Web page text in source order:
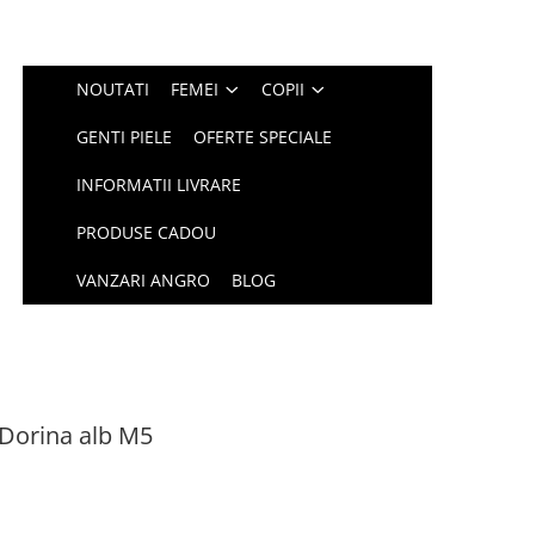
NOUTATI FEMEI COPII
GENTI PIELE OFERTE SPECIALE
INFORMATII LIVRARE
PRODUSE CADOU
VANZARI ANGRO BLOG
alb M5